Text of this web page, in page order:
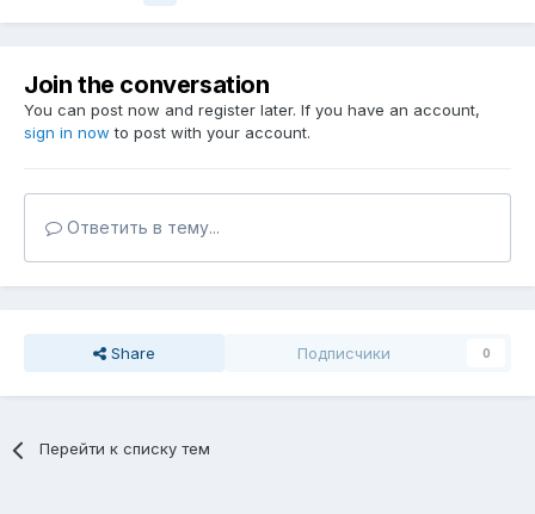
Join the conversation
You can post now and register later. If you have an account,
sign in now to post with your account.
Ответить в тему...
Share Подписчики 0
Перейти к списку тем